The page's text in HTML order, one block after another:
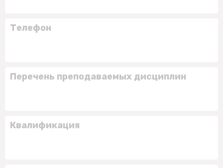
Телефон
Перечень преподаваемых дисциплин
Квалификация